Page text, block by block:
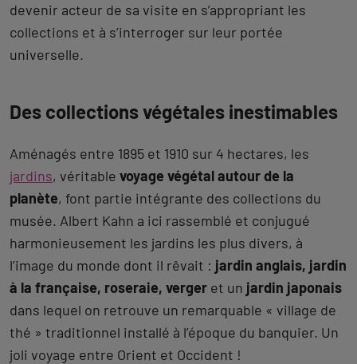
devenir acteur de sa visite en s’appropriant les
collections et à s’interroger sur leur portée
universelle.
Des collections végétales inestimables
Aménagés entre 1895 et 1910 sur 4 hectares, les
jardins, véritable voyage végétal autour de la
planète, font partie intégrante des collections du
musée. Albert Kahn a ici rassemblé et conjugué
harmonieusement les jardins les plus divers, à
l’image du monde dont il rêvait : jardin anglais, jardin
à la française, roseraie, verger et un jardin japonais
dans lequel on retrouve un remarquable « village de
thé » traditionnel installé à l’époque du banquier. Un
joli voyage entre Orient et Occident !